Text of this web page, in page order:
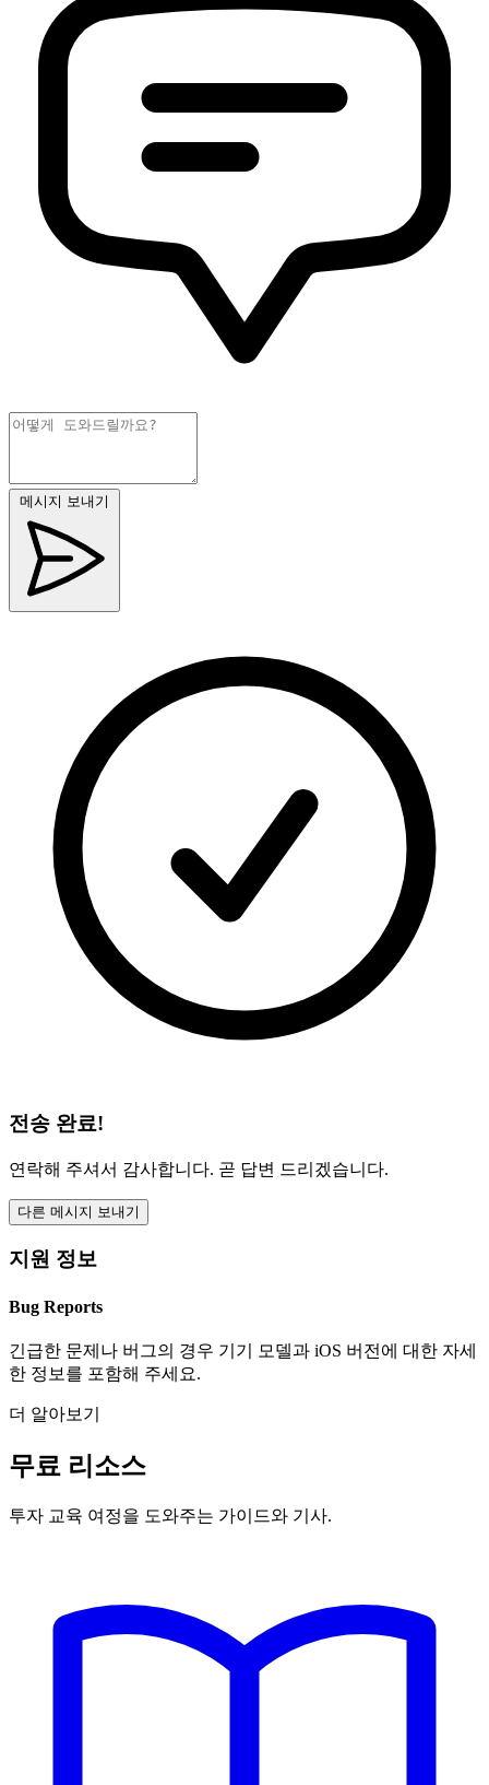
메시지 보내기
전송 완료!
연락해 주셔서 감사합니다. 곧 답변 드리겠습니다.
다른 메시지 보내기
지원 정보
Bug Reports
긴급한 문제나 버그의 경우 기기 모델과 iOS 버전에 대한 자세
한 정보를 포함해 주세요.
더 알아보기
무료 리소스
투자 교육 여정을 도와주는 가이드와 기사.